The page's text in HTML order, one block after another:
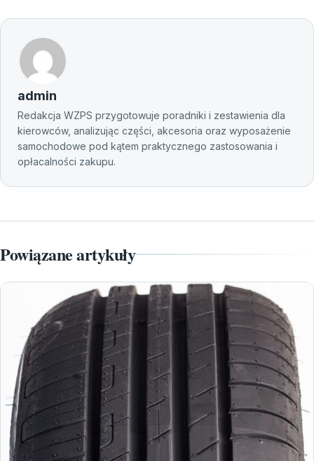
admin
Redakcja WZPS przygotowuje poradniki i zestawienia dla
kierowców, analizując części, akcesoria oraz wyposażenie
samochodowe pod kątem praktycznego zastosowania i
opłacalności zakupu.
Powiązane artykuły